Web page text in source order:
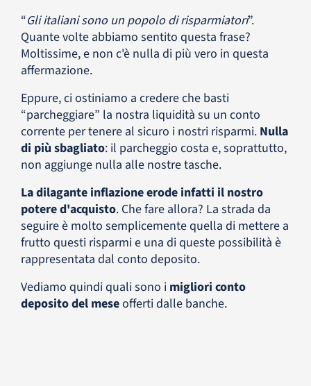
“Gli italiani sono un popolo di risparmiatori”.
Quante volte abbiamo sentito questa frase?
Moltissime, e non c'è nulla di più vero in questa
affermazione.
Eppure, ci ostiniamo a credere che basti
“parcheggiare” la nostra liquidità su un conto
corrente per tenere al sicuro i nostri risparmi. Nulla
di più sbagliato: il parcheggio costa e, soprattutto,
non aggiunge nulla alle nostre tasche.
La dilagante inflazione erode infatti il nostro
potere d'acquisto. Che fare allora? La strada da
seguire è molto semplicemente quella di mettere a
frutto questi risparmi e una di queste possibilità è
rappresentata dal conto deposito.
Vediamo quindi quali sono i migliori conto
deposito del meseofferti dalle banche.